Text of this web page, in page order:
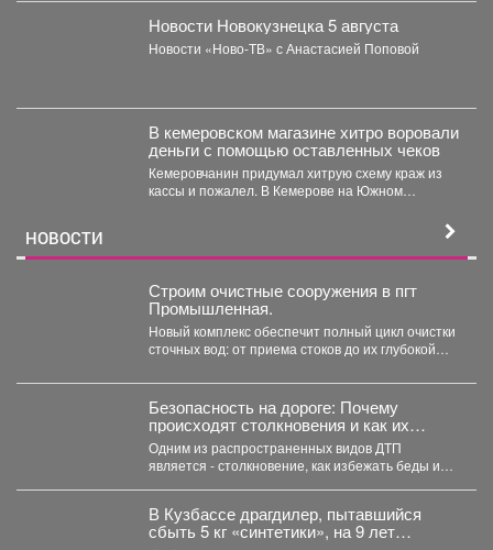
Новости Новокузнецка 5 августа
Новости «Ново-ТВ» с Анастасией Поповой
В кемеровском магазине хитро воровали
деньги с помощью оставленных чеков
Кемеровчанин придумал хитрую схему краж из
кассы и пожалел. В Кемерове на Южном
НОВОСТИ
Строим очистные сооружения в пгт
Промышленная.
Новый комплекс обеспечит полный цикл очистки
сточных вод: от приема стоков до их глубокой
Безопасность на дороге: Почему
происходят столкновения и как их
избежать?
Одним из распространенных видов ДТП
является - столкновение, как избежать беды и
В Кузбассе драгдилер, пытавшийся
сбыть 5 кг «синтетики», на 9 лет